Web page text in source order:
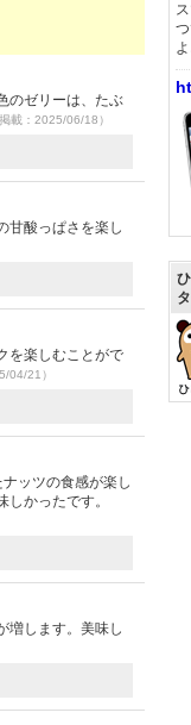
のゼリーは、たぶ
載：2025/06/18）
甘酸っぱさを楽し
を楽しむことがで
04/21）
ッツの食感が楽し
かったです。
増します。美味し